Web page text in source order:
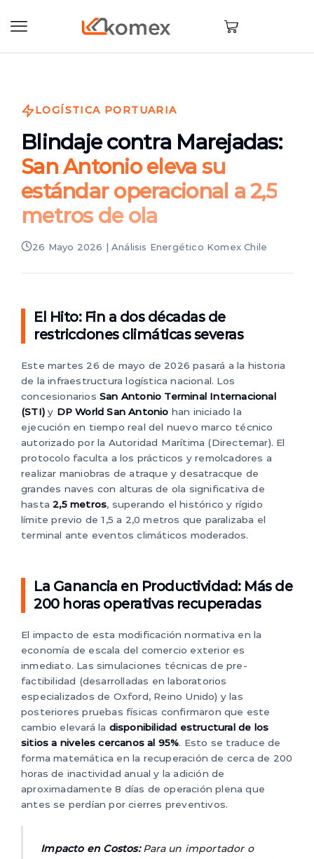
LOGÍSTICA PORTUARIA
Blindaje contra Marejadas:
San Antonio eleva su
estándar operacional a 2,5
metros de ola
26 Mayo 2026 | Análisis Energético Komex Chile
El Hito: Fin a dos décadas de
restricciones climáticas severas
Este martes 26 de mayo de 2026 pasará a la historia
de la infraestructura logística nacional. Los
concesionarios San Antonio Terminal Internacional
(STI) y DP World San Antonio han iniciado la
ejecución en tiempo real del nuevo marco técnico
autorizado por la Autoridad Marítima (Directemar). El
protocolo faculta a los prácticos y remolcadores a
realizar maniobras de atraque y desatracque de
grandes naves con alturas de ola significativa de
hasta2,5 metros, superando el histórico y rígido
límite previo de 1,5 a 2,0 metros que paralizaba el
terminal ante eventos climáticos moderados.
La Ganancia en Productividad: Más de
200 horas operativas recuperadas
El impacto de esta modificación normativa en la
economía de escala del comercio exterior es
inmediato. Las simulaciones técnicas de pre-
factibilidad (desarrolladas en laboratorios
especializados de Oxford, Reino Unido) y las
posteriores pruebas físicas confirmaron que este
cambio elevará la disponibilidad estructural de los
sitios a niveles cercanos al 95%. Esto se traduce de
forma matemática en la recuperación de cerca de 200
horas de inactividad anual y la adición de
aproximadamente 8 días de operación plena que
antes se perdían por cierres preventivos.
Impacto en Costos:Para un importador o